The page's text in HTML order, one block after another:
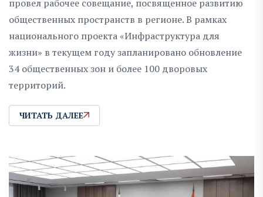
провел рабочее совещание, посвященное развитию
общественных пространств в регионе. В рамках
национального проекта «Инфраструктура для
жизни» в текущем году запланировано обновление
34 общественных зон и более 100 дворовых
территорий.
ЧИТАТЬ ДАЛЕЕ